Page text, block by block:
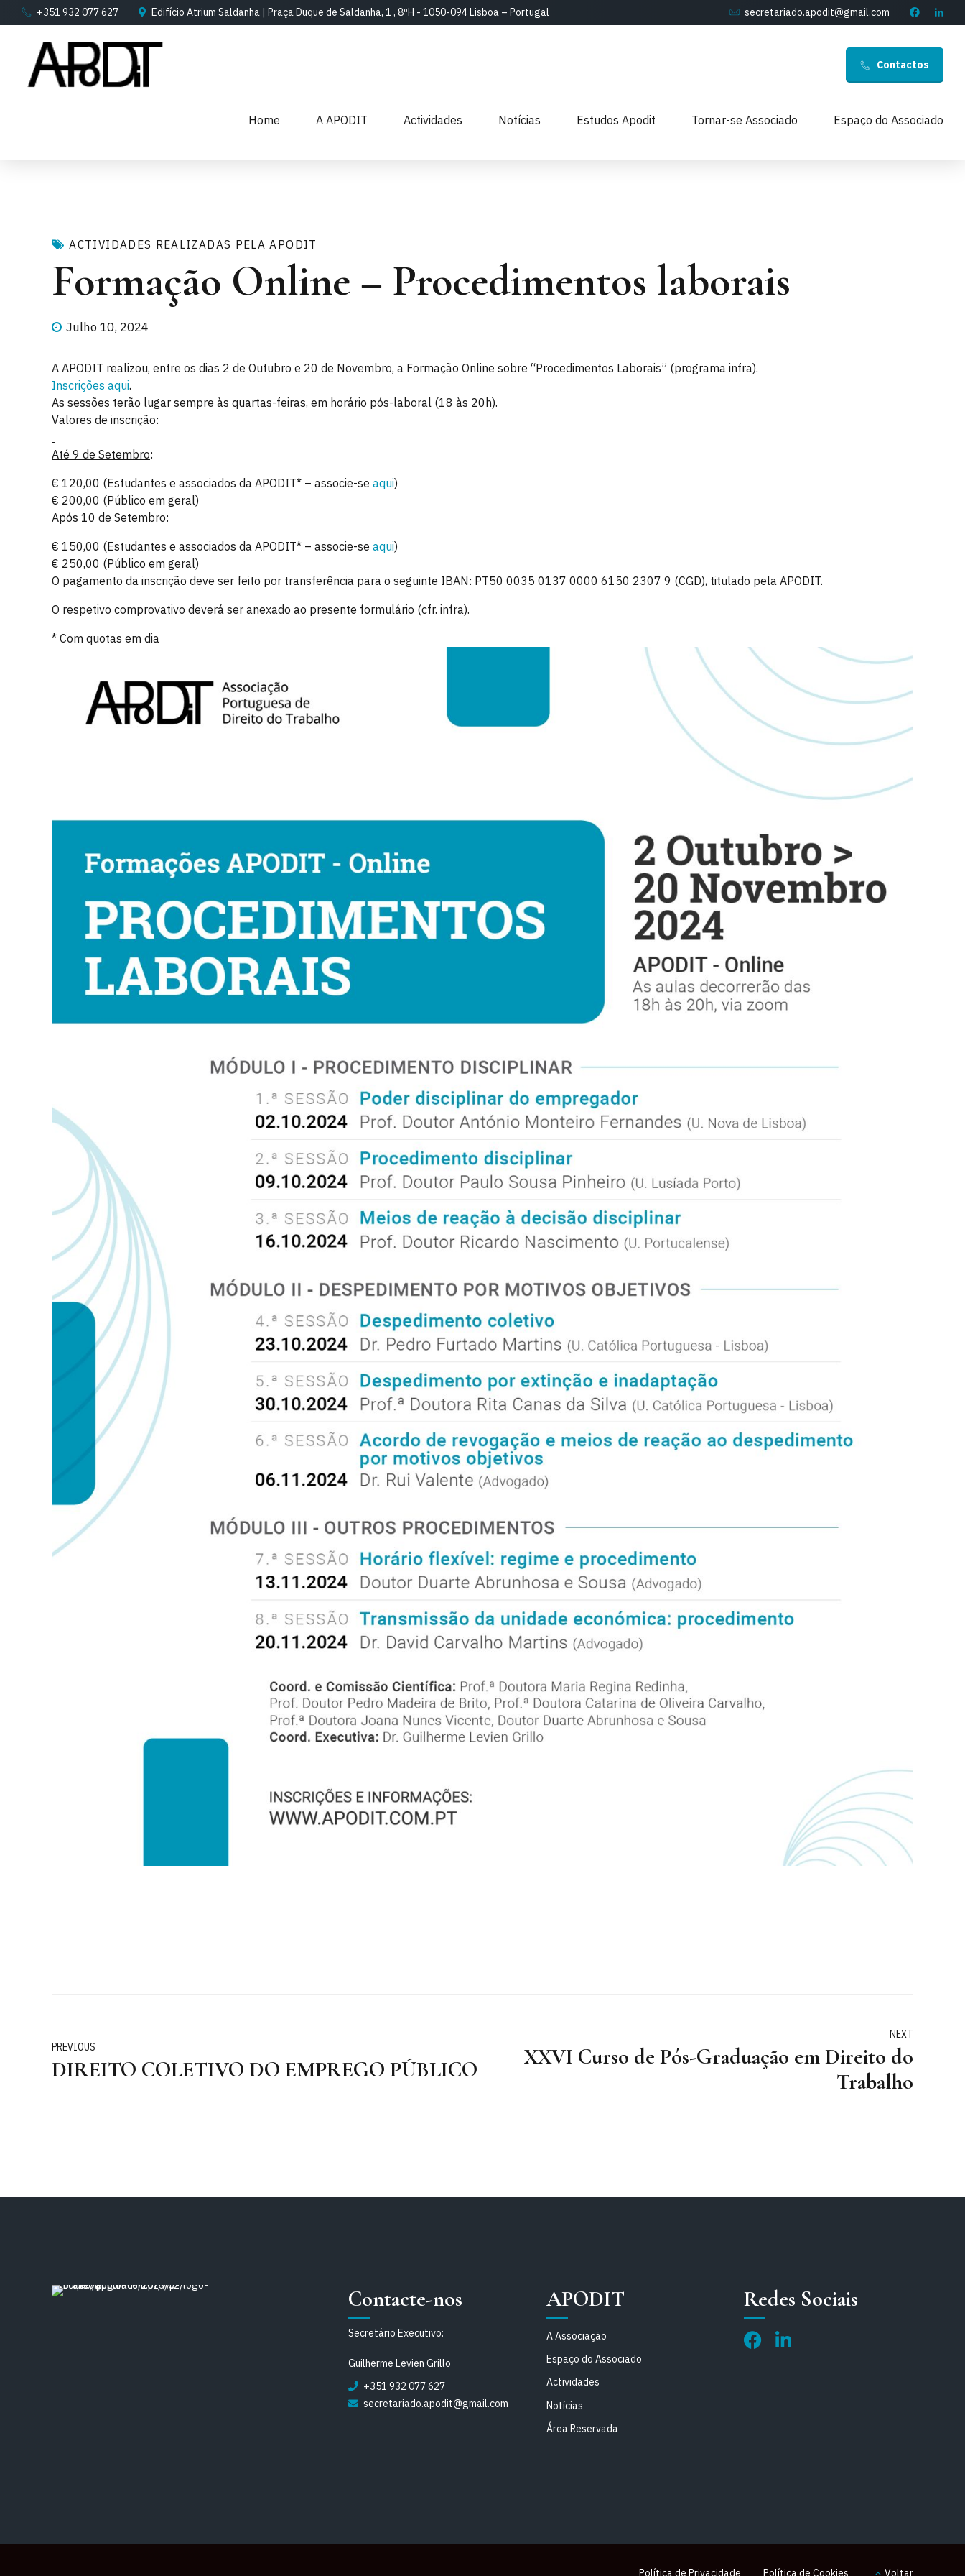
+351 932 077 627 Edifício Atrium Saldanha | Praça Duque de Saldanha, 1 , 8ºH - 1050-094 Lisboa – Portugal secretariado.apodit@gmail.com
Contactos
Home A APODIT Actividades Notícias Estudos Apodit Tornar-se Associado Espaço do Associado
ACTIVIDADES REALIZADAS PELA APODIT
Formação Online – Procedimentos laborais
Julho 10, 2024
A APODIT realizou, entre os dias 2 de Outubro e 20 de Novembro, a Formação Online sobre “Procedimentos Laborais” (programa infra).
Inscrições aqui.
As sessões terão lugar sempre às quartas-feiras, em horário pós-laboral (18 às 20h).
Valores de inscrição:
Até 9 de Setembro:
€ 120,00 (Estudantes e associados da APODIT* – associe-se aqui)
€ 200,00 (Público em geral)
Após 10 de Setembro:
€ 150,00 (Estudantes e associados da APODIT* – associe-se aqui)
€ 250,00 (Público em geral)
O pagamento da inscrição deve ser feito por transferência para o seguinte IBAN: PT50 0035 0137 0000 6150 2307 9 (CGD), titulado pela APODIT.
O respetivo comprovativo deverá ser anexado ao presente formulário (cfr. infra).
* Com quotas em dia
PREVIOUS
DIREITO COLETIVO DO EMPREGO PÚBLICO
NEXT
XXVI Curso de Pós-Graduação em Direito do
Trabalho
Contacte-nos
Secretário Executivo:
Guilherme Levien Grillo
+351 932 077 627
secretariado.apodit@gmail.com
APODIT
A Associação
Espaço do Associado
Actividades
Notícias
Área Reservada
Redes Sociais
Política de Privacidade Política de Cookies Voltar